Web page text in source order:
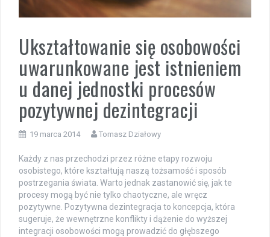
Ukształtowanie się osobowości
uwarunkowane jest istnieniem
u danej jednostki procesów
pozytywnej dezintegracji
19 marca 2014 Tomasz Działowy
Każdy z nas przechodzi przez różne etapy rozwoju
osobistego, które kształtują naszą tożsamość i sposób
postrzegania świata. Warto jednak zastanowić się, jak te
procesy mogą być nie tylko chaotyczne, ale wręcz
pozytywne. Pozytywna dezintegracja to koncepcja, która
sugeruje, że wewnętrzne konflikty i dążenie do wyższej
integracji osobowości mogą prowadzić do głębszego